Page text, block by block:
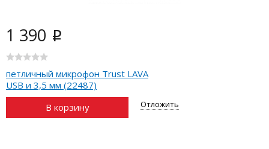
1 390 i
петличный микрофон Trust LAVA
USB и 3,5 мм (22487)
В корзину
Отложить